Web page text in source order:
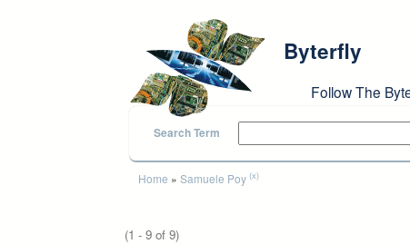
Byterfly
Follow The
Search Term
You are here
Home » Samuele Poy (x)
(1 - 9 of 9)